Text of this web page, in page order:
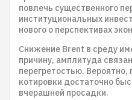
повлечь существенного
институциональных
нового о перспективах
Снижение Brent в среду
причину, амплитуда
перегретостью.
котировки достаточно
вчерашней просадки.